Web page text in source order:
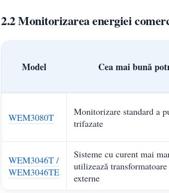
2.2 Monitorizarea energiei
Model Cea mai bună
WEM3080T
Monitorizare standard a
trifazate
WEM3046T /
WEM3046TE
Sisteme cu curent mai
utilizează
externe